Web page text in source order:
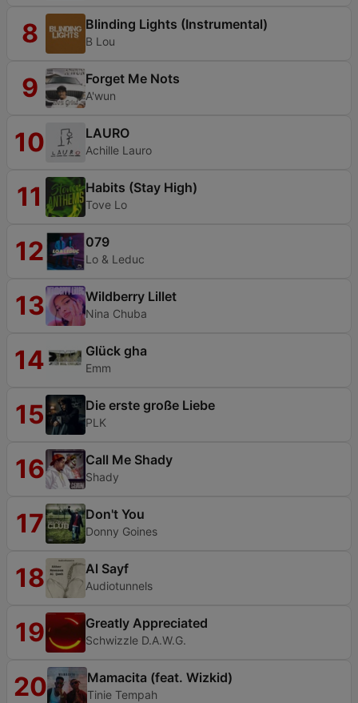
8 Blinding Lights (Instrumental)
B Lou
9 Forget Me Nots
A'wun
10 LAURO
Achille Lauro
11 Habits (Stay High)
Tove Lo
12 079
Lo & Leduc
13 Wildberry Lillet
Nina Chuba
14 Glück gha
Emm
15 Die erste große Liebe
PLK
16 Call Me Shady
Shady
17 Don't You
Donny Goines
18 Al Sayf
Audiotunnels
19 Greatly Appreciated
Schwizzle D.A.W.G.
20 Mamacita (feat. Wizkid)
Tinie Tempah